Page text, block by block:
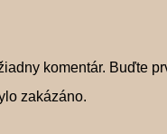
komentár. Buďte
zakázáno.